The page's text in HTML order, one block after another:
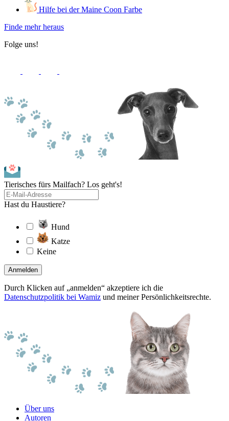
Hilfe bei der Maine Coon Farbe
Finde mehr heraus
Folge uns!
Tierisches fürs Mailfach? Los geht's!
Hast du Haustiere?
Hund
Katze
Keine
Anmelden
Durch Klicken auf „anmelden“ akzeptiere ich die
Datenschutzpolitik bei Wamiz und meiner Persönlichkeitsrechte.
Über uns
Autoren